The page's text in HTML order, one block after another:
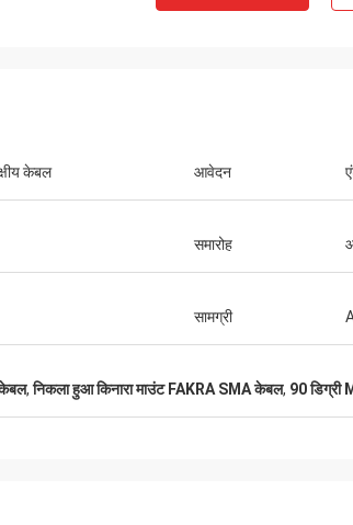
केबल आवेदन
समारोह
सामग्री
,निकला हुआ किनारा माउंट FAKRA SMA केबल, 90